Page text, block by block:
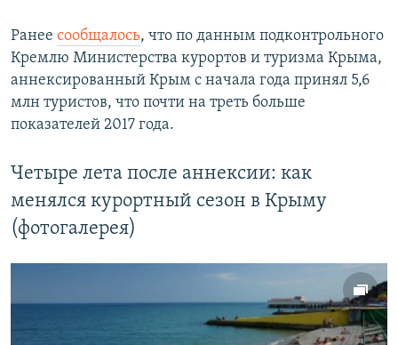
Ранее сообщалось, что по данным подконтрольного
Кремлю Министерства курортов и туризма Крыма,
аннексированный Крым с начала года принял 5,6
млн туристов, что почти на треть больше
показателей 2017 года.
Четыре лета после аннексии: как
менялся курортный сезон в Крыму
(фотогалерея)